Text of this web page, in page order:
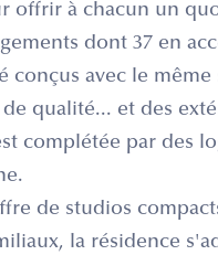
offrir à chacun un
dont 37 en
conçus avec le
qualité... et des
complétée par des
de studios
la résidence